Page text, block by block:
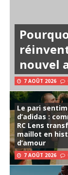
nouvel
7 AOÛT 2026
Le pari
d’adidas :
RC Lens
maillot en
d’amour
7 AOÛT 2026